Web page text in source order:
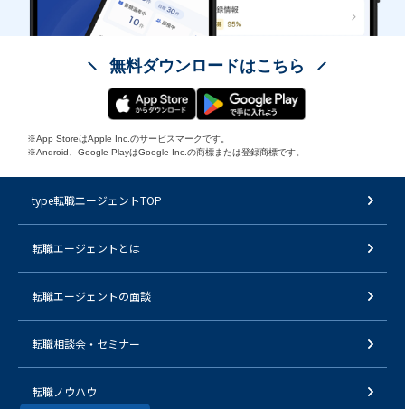
無料ダウンロードはこちら
※App StoreはApple Inc.のサービスマークです。
※Android、Google PlayはGoogle Inc.の商標または登録商標です。
type転職エージェントTOP
転職エージェントとは
転職エージェントの面談
転職相談会・セミナー
転職ノウハウ